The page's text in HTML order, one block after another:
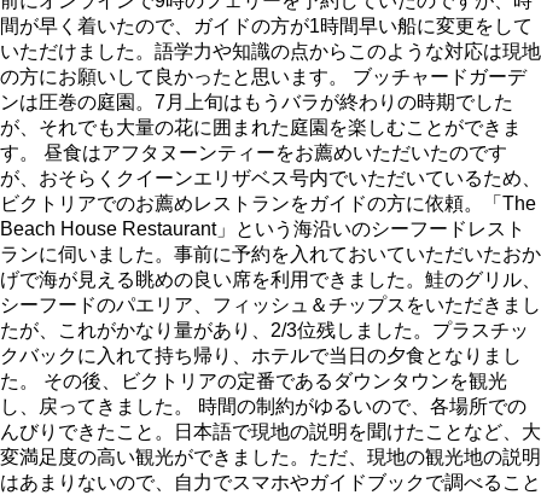
間が早く着いたので、ガイドの方が1時間早い船に変更をして
いただけました。語学力や知識の点からこのような対応は現地
の方にお願いして良かったと思います。 ブッチャードガーデ
ンは圧巻の庭園。7月上旬はもうバラが終わりの時期でした
が、それでも大量の花に囲まれた庭園を楽しむことができま
す。 昼食はアフタヌーンティーをお薦めいただいたのです
が、おそらくクイーンエリザベス号内でいただいているため、
ビクトリアでのお薦めレストランをガイドの方に依頼。「The
Beach House Restaurant」という海沿いのシーフードレスト
ランに伺いました。事前に予約を入れておいていただいたおか
げで海が見える眺めの良い席を利用できました。鮭のグリル、
シーフードのパエリア、フィッシュ＆チップスをいただきまし
たが、これがかなり量があり、2/3位残しました。プラスチッ
クバックに入れて持ち帰り、ホテルで当日の夕食となりまし
た。 その後、ビクトリアの定番であるダウンタウンを観光
し、戻ってきました。 時間の制約がゆるいので、各場所での
んびりできたこと。日本語で現地の説明を聞けたことなど、大
変満足度の高い観光ができました。ただ、現地の観光地の説明
はあまりないので、自力でスマホやガイドブックで調べること